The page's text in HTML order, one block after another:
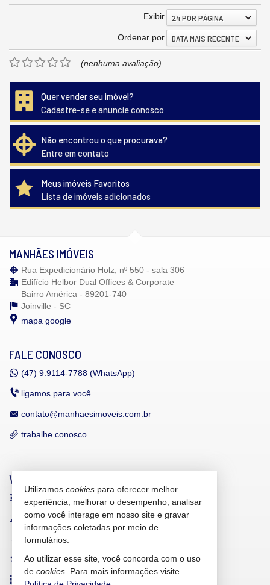
Exibir 24 POR PÁGINA
Ordenar por DATA MAIS RECENTE
(nenhuma avaliação)
Quer vender seu imóvel?
Cadastre-se e anuncie conosco
Não encontrou o que procurava?
Entre em contato
Meus imóveis Favoritos
Lista de imóveis adicionados
MANHÃES IMÓVEIS
Rua Expedicionário Holz, nº 550 - sala 306
Edifício Helbor Dual Offices & Corporate
Bairro América - 89201-740
Joinville - SC
mapa google
FALE CONOSCO
(47) 9.9114-7788 (WhatsApp)
ligamos para você
contato@manhaesimoveis.com.br
trabalhe conosco
VEJA MAIS
receba nosso newsletter
indicadores financeiros
cadastre seu imóvel
imóveis favoritos
mapa de imóveis
Utilizamos cookies para oferecer melhor
experiência, melhorar o desempenho, analisar
como você interage em nosso site e gravar
informações coletadas por meio de
formulários.
Ao utilizar esse site, você concorda com o uso
de cookies . Para mais informações visite